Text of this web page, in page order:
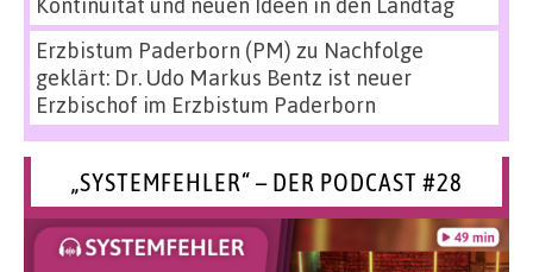
Erzbistum Paderborn (PM) zu Nachfolge
geklärt: Dr. Udo Markus Bentz ist neuer
Erzbischof im Erzbistum Paderborn
„SYSTEMFEHLER“ – DER PODCAST #28